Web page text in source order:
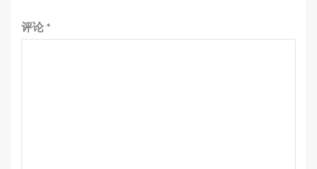
评论 *